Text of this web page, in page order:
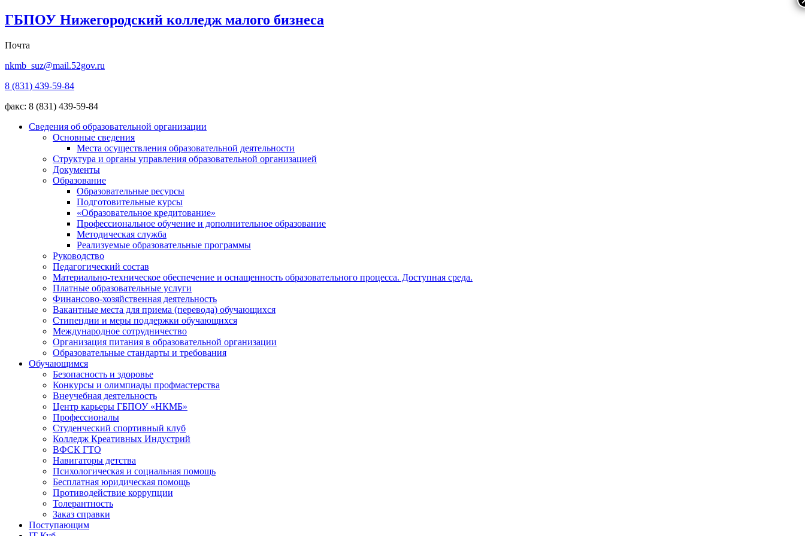
ГБПОУ Нижегородский колледж малого бизнеса
Почта
nkmb_suz@mail.52gov.ru
8 (831) 439-59-84
факс: 8 (831) 439-59-84
Сведения об образовательной организации
Основные сведения
Места осуществления образовательной деятельности
Структура и органы управления образовательной организацией
Документы
Образование
Образовательные ресурсы
Подготовительные курсы
«Образовательное кредитование»
Профессиональное обучение и дополнительное образование
Методическая служба
Реализуемые образовательные программы
Руководство
Педагогический состав
Материально-техническое обеспечение и оснащенность образовательного процесса. Доступная среда.
Платные образовательные услуги
Финансово-хозяйственная деятельность
Вакантные места для приема (перевода) обучающихся
Стипендии и меры поддержки обучающихся
Международное сотрудничество
Организация питания в образовательной организации
Образовательные стандарты и требования
Обучающимся
Безопасность и здоровье
Конкурсы и олимпиады профмастерства
Внеучебная деятельность
Центр карьеры ГБПОУ «НКМБ»
Профессионалы
Студенческий спортивный клуб
Колледж Креативных Индустрий
ВФСК ГТО
Навигаторы детства
Психологическая и социальная помощь
Бесплатная юридическая помощь
Противодействие коррупции
Толерантность
Заказ справки
Поступающим